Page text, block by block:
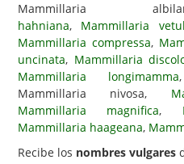
Fotos
Flores y Plantas
Árboles y Palmeras
Arbustos y Trepadoras
Cactus y Suculentas
Mammillaria
hahniana, Mammillaria
Mammillaria compressa,
uncinata, Mammillaria
Mammillaria longimamma
Mammillaria nivosa,
Mammillaria magnifica,
Mammillaria haageana,
Recibe los nombres vulgares